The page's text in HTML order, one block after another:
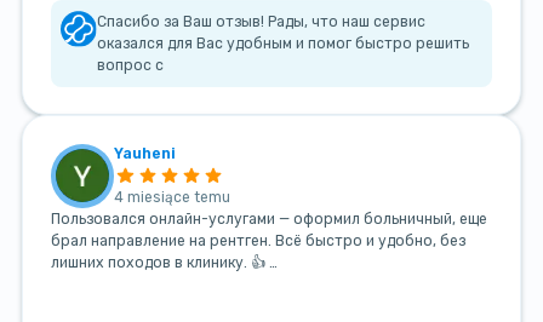
Спасибо за Ваш отзыв! Рады, что наш сервис
оказался для Вас удобным и помог быстро решить
вопрос с
Yauheni
4 miesiące temu
Пользовался онлайн-услугами — оформил больничный, еще
брал направление на рентген. Всё быстро и удобно, без
лишних походов в клинику. 👍 …